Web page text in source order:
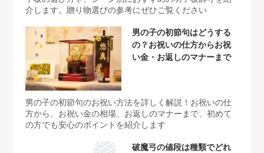
介します。贈り物選びの参考にぜひご覧ください
男の子の初節句はどうする
の？お祝いの仕方からお祝
い金・お返しのマナーまで
男の子の初節句のお祝い方法を詳しく解説！お祝いの仕
方から、お祝い金の相場、お返しのマナーまで、初めて
の方でも安心のポイントを紹介します
破魔弓の値段は種類でどれ